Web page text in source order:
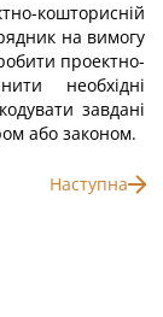
кошторисній
на вимогу
проектно-
необхідні
завдані
або законом.
Наступна